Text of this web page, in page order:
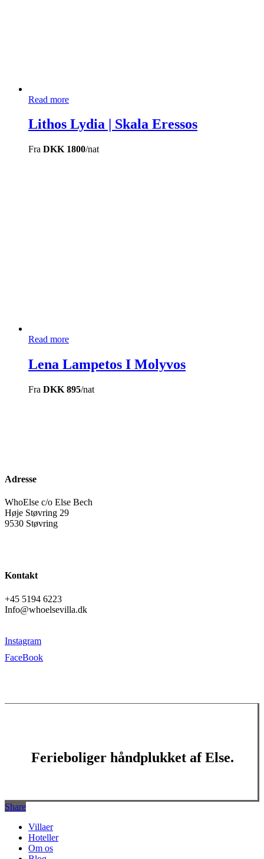
Read more
Lithos Lydia | Skala Eressos
Fra DKK 1800/nat
Read more
Lena Lampetos I Molyvos
Fra DKK 895/nat
Adresse
WhoElse c/o Else Bech
Høje Støvring 29
9530 Støvring
Kontakt
+45 5194 6223
Info@whoelsevilla.dk
Instagram
FaceBook
Ferieboliger håndplukket af Else.
Share
Close
Menu
Villaer
Hoteller
Om os